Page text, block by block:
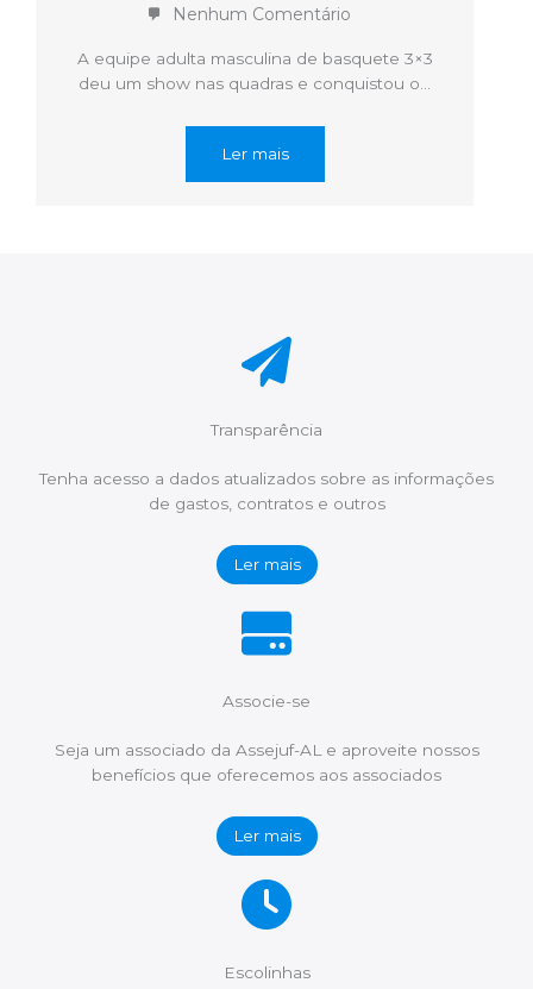
Nenhum Comentário
A equipe adulta masculina de basquete 3×3
deu um show nas quadras e conquistou o…
Ler mais
Transparência
Tenha acesso a dados atualizados sobre as informações
de gastos, contratos e outros
Ler mais
Associe-se
Seja um associado da Assejuf-AL e aproveite nossos
benefícios que oferecemos aos associados
Ler mais
Escolinhas